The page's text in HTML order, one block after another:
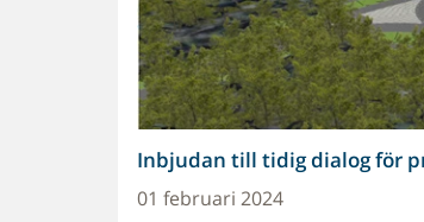
Inbjudan till tidig dialog för
01 februari 2024